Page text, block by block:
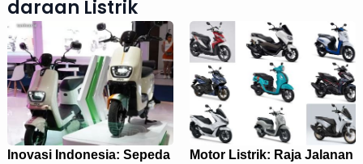
daraan Listrik
Inovasi Indonesia: Sepeda
Motor Listrik: Raja Jalanan